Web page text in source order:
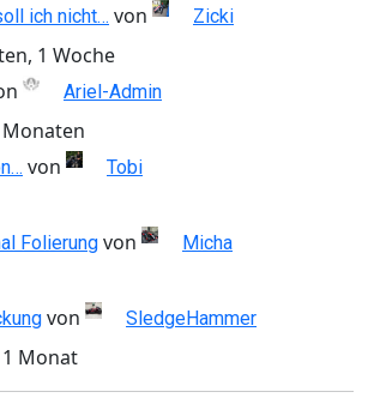
ich nicht… von Zicki
1 Woche
Ariel-Admin
Monaten
von Tobi
Folierung von Micha
von SledgeHammer
Monat